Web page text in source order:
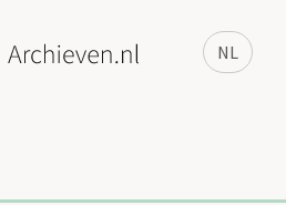
NL